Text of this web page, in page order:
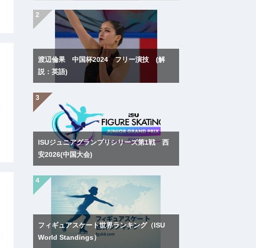
渡辺倫果 中国杯2024 フリー演技 (解
説：英語)
ISUジュニアグランプリシリーズ第1戦 西
安2026(中国大会)
フィギュアスケート世界ランキング（ISU
World Standings）